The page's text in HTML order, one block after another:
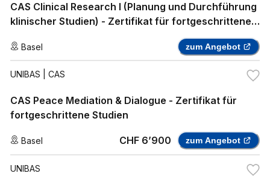
CAS Clinical Research I (Planung und Durchführung
klinischer Studien) - Zertifikat für fortgeschrittene
Basel zum Angebot
UNIBAS | CAS
CAS Peace Mediation & Dialogue - Zertifikat für
fortgeschrittene Studien
Basel CHF 6’900 zum Angebot
UNIBAS